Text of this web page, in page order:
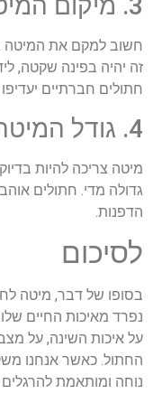
3. מיקום המיטה בבית
חשוב למקם את המיטה
זה יהיה בפינה שקטה,
חתולים חברתיים
4. גודל המיטה
מיטה צריכה להיות
גדולה מדי. חתולים
הדפנות.
לסיכום
בסופו של דבר, מיטה
נפרד מאיכות החיים
על איכות השינה, על
החתול. כאשר אנחנו
נוחה ומותאמת